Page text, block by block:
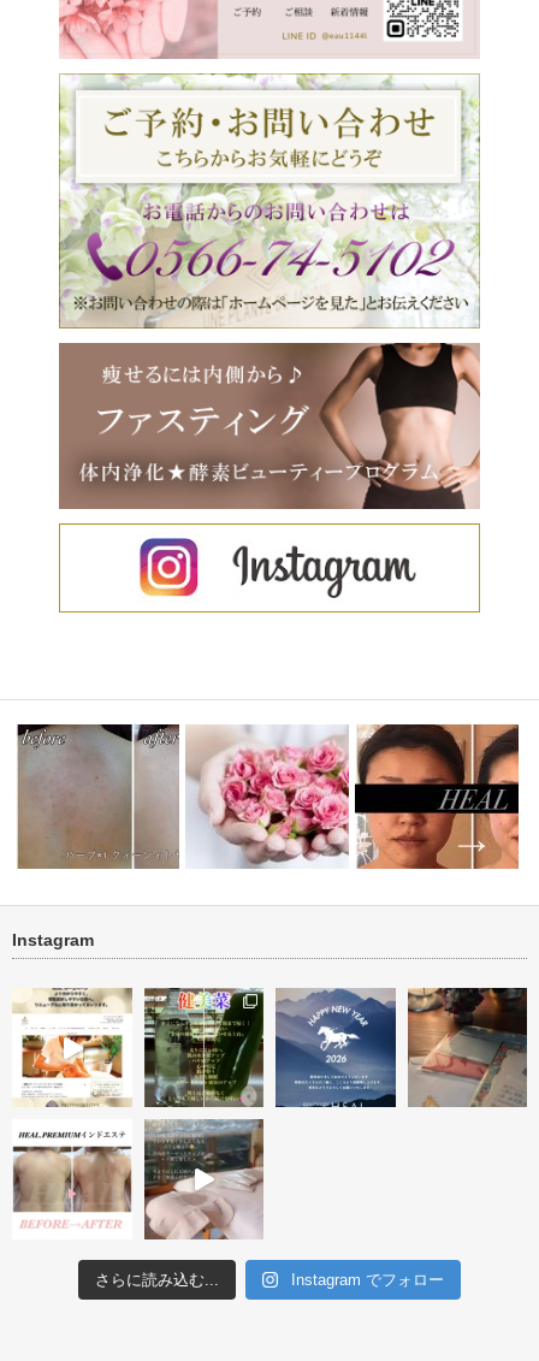
ブライダル・背中ニキビ・ニキ
ブライダル『小顔・リフ
Instagram
さらに読み込む... Instagram でフォロー